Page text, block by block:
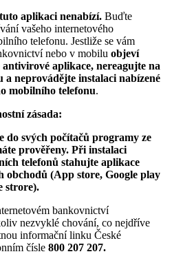
aplikaci nenabízí. Buďte
vašeho internetového
telefonu. Jestliže se vám
nebo v mobilu objeví
aplikace, nereagujte na
a neprovádějte instalaci nabízené
mobilního telefonu.
zásada:
do svých počítačů programy ze
prověřeny. Při instalaci
telefonů stahujte aplikace
obchodů (App store, Google play
strore).
bankovnictví
nezvyklé chování, co nejdříve
informační linku České
čísle 800 207 207.